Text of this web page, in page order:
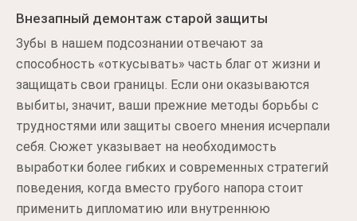
Внезапный демонтаж старой защиты
Зубы в нашем подсознании отвечают за
способность «откусывать» часть благ от жизни и
защищать свои границы. Если они оказываются
выбиты, значит, ваши прежние методы борьбы с
трудностями или защиты своего мнения исчерпали
себя. Сюжет указывает на необходимость
выработки более гибких и современных стратегий
поведения, когда вместо грубого напора стоит
применить дипломатию или внутреннюю